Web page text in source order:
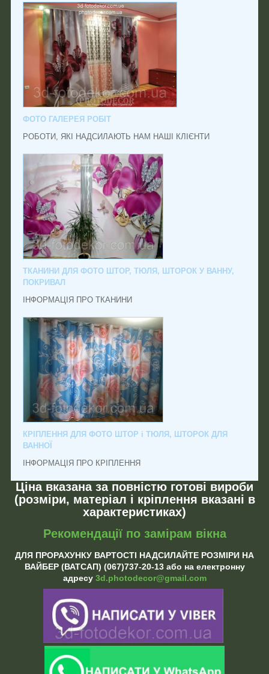
ФОТО ГАЛЕРЕЯ РОБІТ
РОБОТИ, ЯКІ НАДСИЛАЮТЬ НАМ НАШІ КЛІЄНТИ
ТКАНИНИ ДЛЯ ФОТО ШТОР, ТЮЛЯ, ШТОРОК У ВАННУ,
ПОКРИВАЛ
ІНФОРМАЦІЯ ПРО ТКАНИНИ
КРІПЛЕННЯ ДЛЯ ФОТО ШТОР і ТЮЛЯ, ШТОРОК ДЛЯ
ВАННОЇ
ІНФОРМАЦІЯ ПРО КРІПЛЕННЯ
Ціна вказана за повністю готові вироби
(розміри, матеріал і кріплення вказані в
характеристиках)
Рекомендації по замірам вікна
ДЛЯ ПРОРАХУНКУ ВАРТОСТІ НАДСИЛАЙТЕ РОЗМІРИ НА
ВАЙБЕР (ВАТСАП) (067)737-20-13 або на електронну
адресу 3d.photodecor@gmail.com